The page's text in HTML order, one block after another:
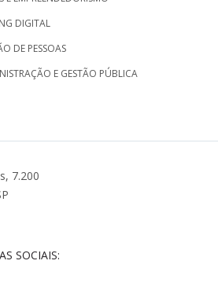
DIGITAL
DE PESSOAS
E GESTÃO PÚBLICA
7.200
SOCIAIS: